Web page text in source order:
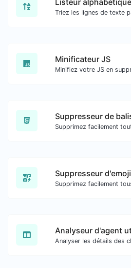
Minificateur JS
Suppresseur